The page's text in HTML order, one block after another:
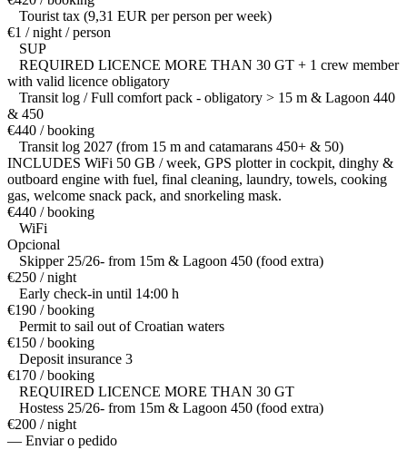
Tourist tax (9,31 EUR per person per week)
€1 / night / person
SUP
REQUIRED LICENCE MORE THAN 30 GT + 1 crew member
with valid licence obligatory
Transit log / Full comfort pack - obligatory > 15 m & Lagoon 440
& 450
€440 / booking
Transit log 2027 (from 15 m and catamarans 450+ & 50)
INCLUDES WiFi 50 GB / week, GPS plotter in cockpit, dinghy &
outboard engine with fuel, final cleaning, laundry, towels, cooking
gas, welcome snack pack, and snorkeling mask.
€440 / booking
WiFi
Opcional
Skipper 25/26- from 15m & Lagoon 450 (food extra)
€250 / night
Early check-in until 14:00 h
€190 / booking
Permit to sail out of Croatian waters
€150 / booking
Deposit insurance 3
€170 / booking
REQUIRED LICENCE MORE THAN 30 GT
Hostess 25/26- from 15m & Lagoon 450 (food extra)
€200 / night
— Enviar o pedido